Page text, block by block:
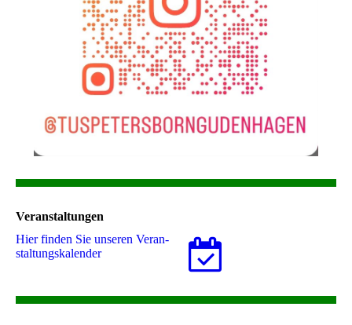
Veranstaltungen
Hier finden Sie unseren Ver­an­
stal­tungs­ka­len­der